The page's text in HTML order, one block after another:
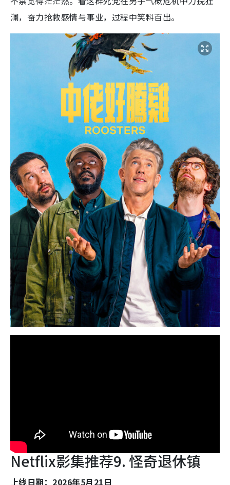
澜，奋力抢救感情与事业，过程中笑料百出。
Netflix影集推荐9. 怪奇退休镇
上线日期：2026年5月21日